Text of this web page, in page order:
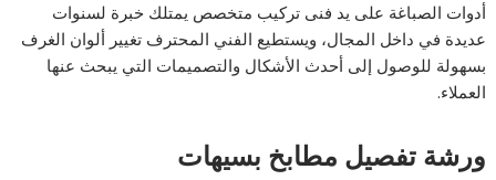
أدوات الصباغة على يد فنى تركيب متخصص يمتلك خبرة لسنوات
عديدة في داخل المجال، ويستطيع الفني المحترف تغيير ألوان الغرف
بسهولة للوصول إلى أحدث الأشكال والتصميمات التي يبحث عنها
العملاء.
ورشة تفصيل مطابخ بسيهات